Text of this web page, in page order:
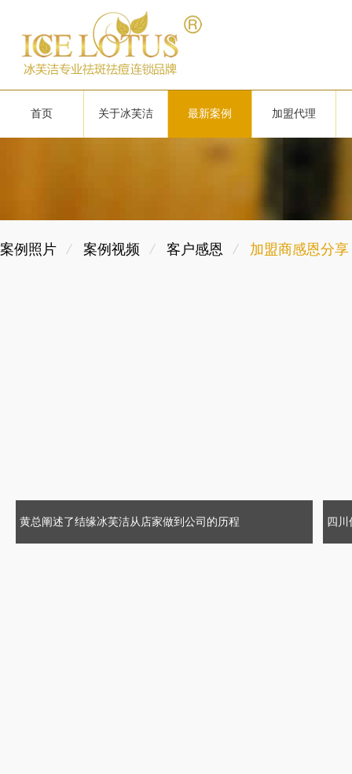
首页 关于冰芙洁 最新案例 加盟代理
案例照片 / 案例视频 / 客户感恩 / 加盟商感恩分享
黄总阐述了结缘冰芙洁从店家做到公司的历程 四